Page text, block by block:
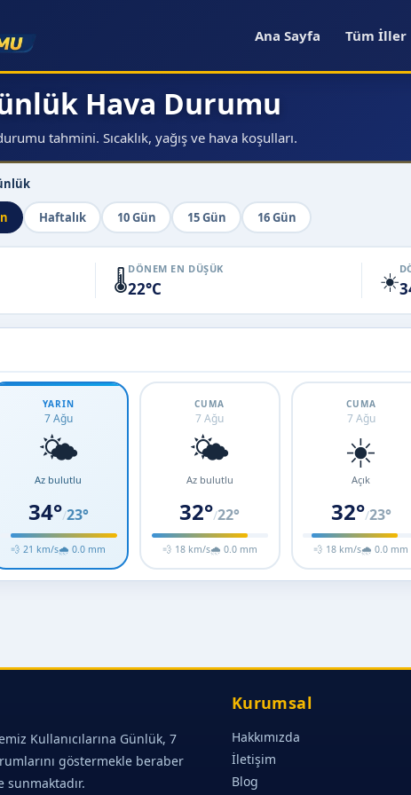
Ana Sayfa Tüm İller
Hava Durumu
tahmini. Sıcaklık, yağış ve hava koşulları.
Haftalık 10 Gün 15 Gün 16 Gün
🌡️DÖNEM EN DÜŞÜK
22°C ☀️
YARIN
7 Ağu
🌤️
Az bulutlu
34°/23°
💨 21 km/s🌧 0.0 mm
CUMA
7 Ağu
🌤️
Az bulutlu
32°/22°
💨 18 km/s🌧 0.0 mm
CUMA
7 Ağu
☀️
Açık
32°/23°
💨 18 km/s🌧 0.0 mm
Kullanıcılarına Günlük, 7
göstermekle beraber
sunmaktadır.
Kurumsal
Hakkımızda
İletişim
Blog